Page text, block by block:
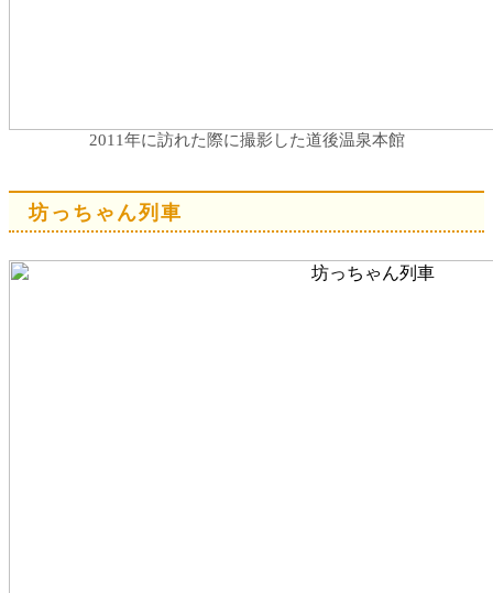
2011年に訪れた際に撮影した道後温泉本館
坊っちゃん列車